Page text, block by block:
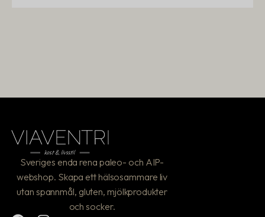
Sveriges enda rena paleo- och AIP-
webshop. Skapa ett hälsosammare liv
utan spannmål, gluten, mjölkprodukter
och socker.